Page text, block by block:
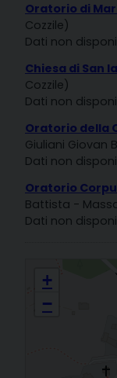
Oratorio di
Cozzile)
Dati non
Chiesa di San
Cozzile)
Dati non
Oratorio della
Giuliani Giovan
Dati non
Oratorio
Battista -
Dati non
S. MARIA
+
−